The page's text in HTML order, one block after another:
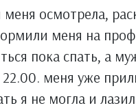
осмотрела,
меня на
пока спать, а
меня уже
я не могла и